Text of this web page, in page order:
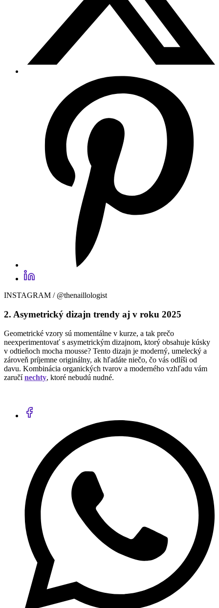
INSTAGRAM / @thenaillologist
2. Asymetrický dizajn trendy aj v roku 2025
Geometrické vzory sú momentálne v kurze, a tak prečo
neexperimentovať s asymetrickým dizajnom, ktorý obsahuje kúsky
v odtieňoch mocha mousse? Tento dizajn je moderný, umelecký a
zároveň príjemne originálny, ak hľadáte niečo, čo vás odlíši od
davu. Kombinácia organických tvarov a moderného vzhľadu vám
zaručínechty, ktoré nebudú nudné.